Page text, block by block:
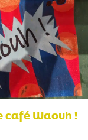
café Waouh !